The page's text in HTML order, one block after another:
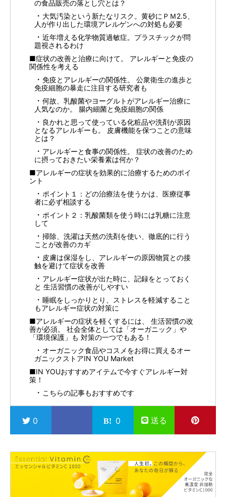
の食品販売の落とし穴とは？
大気汚染という新たなリスク。黄砂にＰＭ2.5、
人が作り出した環境アレルゲンへの対処も必要
近年増える化学物質過敏症。プラスチックが問
題視されるわけ
■症状の改善と治療に向けて。 アレルギーと免疫の
関係性を考える
免疫とアレルギーの関係性。 公衆衛生の進歩と
免疫細胞の暴走に注目する研究者も
何故、乳酸菌やヨーグルトがアレルギー治療に
人気なのか。 腸内細菌と免疫細胞の関係
良かれと思って使っている化粧品や洗剤が原因
となるアレルギーも。 皮膚機能を保つことの意味
とは？
アレルギーと食事の関係性。 症状の改善のため
に摂っておきたい栄養素は何か？
■アレルギーの症状を効果的に治療するためのポイ
ント
ポイント１：どの治療法を使うかは、医療従事
者に必ず相談する
ポイント２：乳酸菌類を使う時には乳糖に注意
して
掃除、洗濯は天然の洗剤を使い、徹底的に行う
ことが改善のカギ
皮膚は保湿をし、アレルギーの原因物質との接
触を避けて症状を改善
アレルギー症状が出た時に、記録をとっておく
と 生活習慣の改善がしやすい
睡眠をしっかりとり、ストレスを軽減すること
もアレルギー症状の対策に
■アレルギーの症状を軽くするには、 生活習慣の改
善が必須。 社会全体としては「オーガニック」や
「環境保護」も 対策の一つでもある！
オーガニック食品やコスメをお得に買えるオー
ガニックストアIN YOU Market
■IN YOUおすすめアイテムで今すぐアレルギー対
策！
こちらの記事もおすすめです
0 0 送る